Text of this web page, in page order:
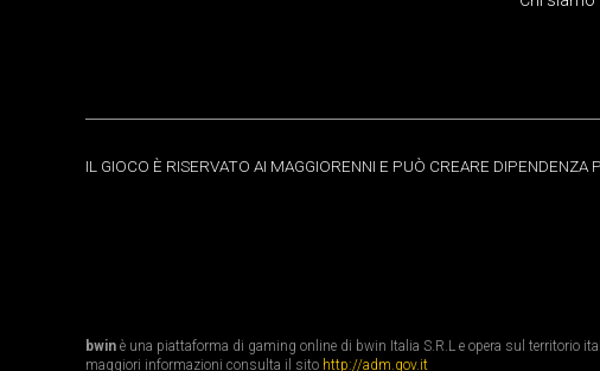
IL GIOCO È RISERVATO AI MAGGIORENNI E PUÒ CREARE DIPENDENZA
bwin è una piattaforma di gaming online di bwin Italia S.R.L e opera sul territorio
maggiori informazioni consulta il sito http://adm.gov.it